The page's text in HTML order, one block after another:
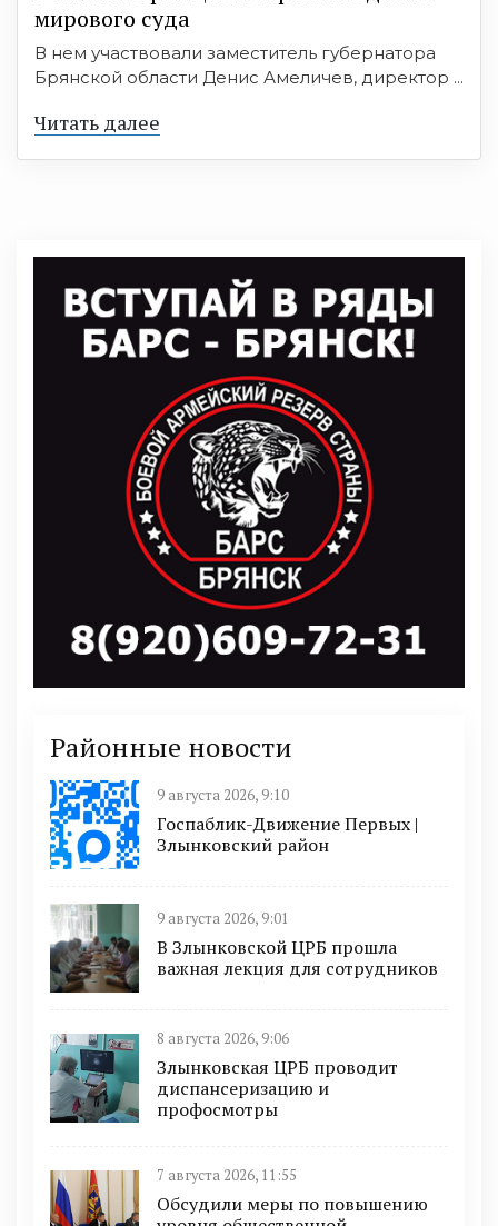
мирового суда
В нем участвовали заместитель губернатора
Брянской области Денис Амеличев, директор ...
Читать далее
Районные новости
9 августа 2026, 9:10
Госпаблик-Движение Первых |
Злынковский район
9 августа 2026, 9:01
В Злынковской ЦРБ прошла
важная лекция для сотрудников
8 августа 2026, 9:06
Злынковская ЦРБ проводит
диспансеризацию и
профосмотры
7 августа 2026, 11:55
Обсудили меры по повышению